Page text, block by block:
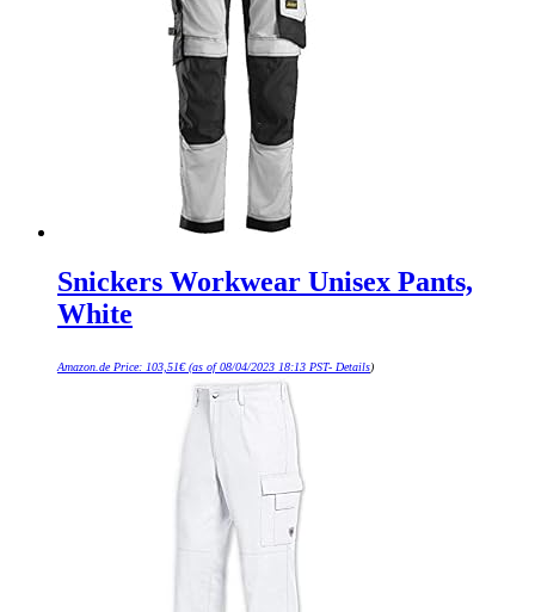
Snickers Workwear Unisex Pants,
White
Amazon.de Price: 103,51€(as of 08/04/2023 18:13 PST- Details)